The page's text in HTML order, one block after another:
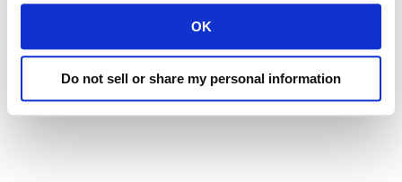
OK
Do not sell or share my personal information
melhorias. A próxima fase é o planejamento
conjunto para definir os próximos passos e
como medir o sucesso, partindo para a
execução.